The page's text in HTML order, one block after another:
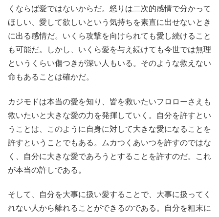
くならば愛ではないからだ。怒りは二次的感情で分かって
ほしい、愛して欲しいという気持ちを素直に出せないとき
に出る感情だ。いくら攻撃を向けられても愛し続けること
も可能だ。しかし、いくら愛を与え続けても今世では無理
というくらい傷つきが深い人もいる。そのような救えない
命もあることは確かだ。
カジモドは本当の愛を知り、皆を救いたいフロローさえも
救いたいと大きな愛の力を発揮していく。自分を許すとい
うことは、このように自身に対して大きな愛になることを
許すということでもある。ムカつくあいつを許すのではな
く、自分に大きな愛であろうとすることを許すのだ。これ
が本当の許しである。
そして、自分を大事に扱い愛することで、大事に扱ってく
れない人から離れることができるのである。自分を粗末に